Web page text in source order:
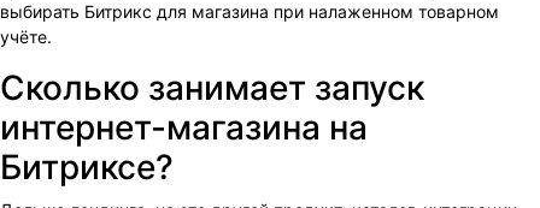
выбирать Битрикс для магазина при налаженном товарном
учёте.
Сколько занимает запуск
интернет-магазина на
Битриксе?